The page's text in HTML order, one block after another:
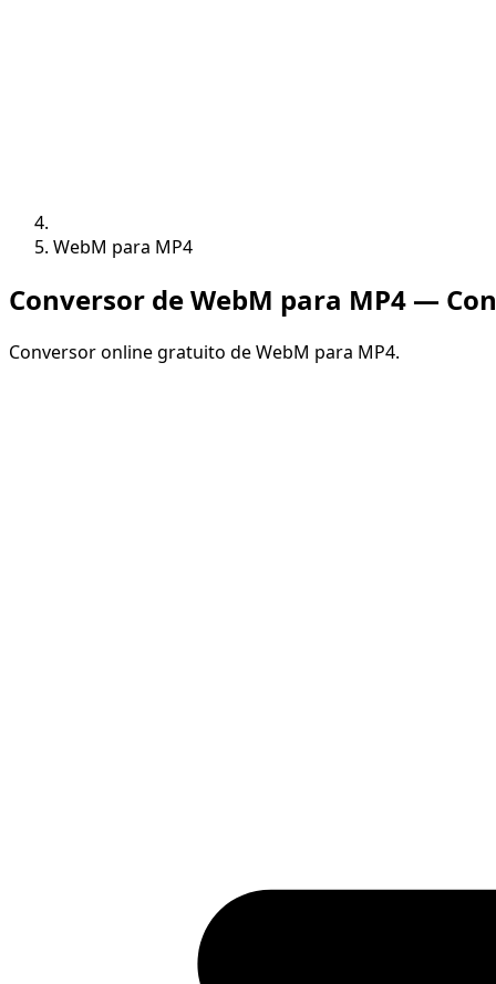
WebM para MP4
Conversor de WebM para MP4 —
Conversor online gratuito de WebM para MP4.